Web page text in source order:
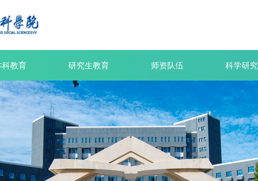
科教育 研究生教育 师资队伍 科学研究